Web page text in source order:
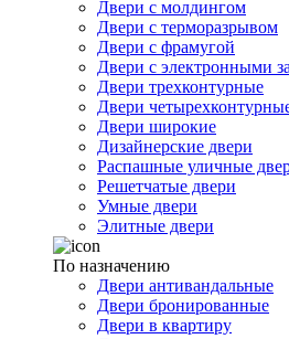
Двери с молдингом
Двери с терморазрывом
Двери с фрамугой
Двери с электронными
Двери трехконтурные
Двери
Двери широкие
Дизайнерские двери
Распашные уличные
Решетчатые двери
Умные двери
Элитные двери
По назначению
Двери антивандальные
Двери бронированные
Двери в квартиру